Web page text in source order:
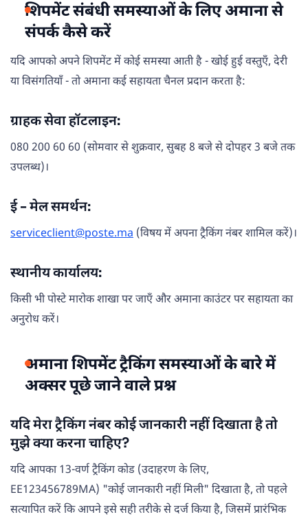
शिपमेंट संबंधी समस्याओं के लिए अमाना से
संपर्क कैसे करें
यदि आपको अपने शिपमेंट में कोई समस्या आती है - खोई हुई वस्तुएँ, देरी
या विसंगतियाँ - तो अमाना कई सहायता चैनल प्रदान करता है:
ग्राहक सेवा हॉटलाइन:
080 200 60 60 (सोमवार से शुक्रवार, सुबह 8 बजे से दोपहर 3 बजे तक
उपलब्ध)।
ई - मेल समर्थन:
serviceclient@poste.ma (विषय में अपना ट्रैकिंग नंबर शामिल करें)।
स्थानीय कार्यालय:
किसी भी पोस्टे मारोक शाखा पर जाएँ और अमाना काउंटर पर सहायता का
अनुरोध करें।
अमाना शिपमेंट ट्रैकिंग समस्याओं के बारे में
अक्सर पूछे जाने वाले प्रश्न
यदि मेरा ट्रैकिंग नंबर कोई जानकारी नहीं दिखाता है तो
मुझे क्या करना चाहिए?
यदि आपका 13-वर्ण ट्रैकिंग कोड (उदाहरण के लिए,
EE123456789MA) "कोई जानकारी नहीं मिली" दिखाता है, तो पहले
सत्यापित करें कि आपने इसे सही तरीके से दर्ज किया है, जिसमें प्रारंभिक